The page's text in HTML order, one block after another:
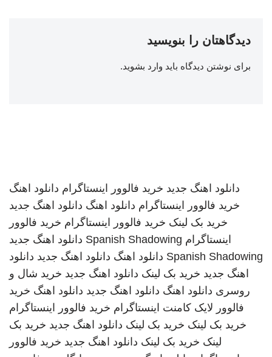
دیدگاهتان را بنویسید
برای نوشتن دیدگاه باید وارد بشوید.
دانلود اهنگ جدید خرید فالوور اینستاگرام دانلود اهنگ
خرید فالوور اینستاگرام دانلود اهنگ دانلود اهنگ جدید
خرید بک لینک خرید فالوور اینستاگرام خرید فالوور
اینستاگرام Spanish Shadowing دانلود اهنگ جدید
Spanish Shadowing دانلود اهنگ دانلود اهنگ جدید دانلود
اهنگ جدید خرید بک لینک دانلود اهنگ جدید خرید شال و
روسری دانلود اهنگ دانلود اهنگ جدید دانلود اهنگ خرید
فالوور لایک کامنت اینستاگرام خرید فالوور اینستاگرام
خرید بک لینک خرید بک لینک دانلود اهنگ جدید خرید بک
لینک خرید بک لینک دانلود اهنگ جدید خرید فالوور